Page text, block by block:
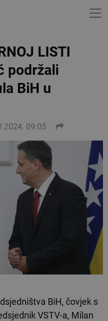
LISTI
podržali
BiH u
09:05
BiH, čovjek s
VSTV-a, Milan